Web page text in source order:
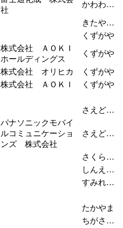
社
かわわちょう
きたやまた
くずがや
株式会社 ＡＯＫＩ
ホールディングス
くずがや
株式会社 オリヒカ
くずがや
株式会社 ＡＯＫＩ
くずがや
さえどちょう
パナソニックモバイ
ルコミュニケーショ
ンズ 株式会社
さえどちょう
さくらなみき
しんえいちょう
すみれがおか
たかやま
ちがさきちゅうおう